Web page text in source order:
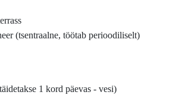
(tsentraalne, töötab perioodiliselt)
1 kord päevas - vesi)